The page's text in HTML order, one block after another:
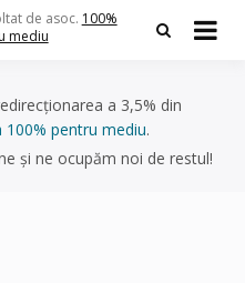
de asoc. 100%
mediu
a 3,5% din
100% pentru mediu.
și ne ocupăm noi de restul!